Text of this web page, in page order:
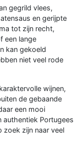
gegrild vlees,
en gerijpte
tot zijn recht,
een lange
kan gekoeld
niet veel rode
wijnen,
de gebaande
een mooi
authentiek Portugees
zoek zijn naar veel